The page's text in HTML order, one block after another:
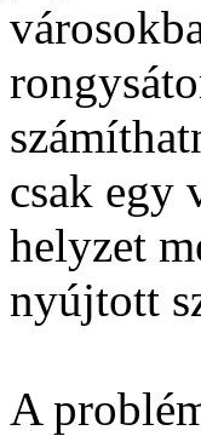
csak egy
helyzet
nyújtott
A